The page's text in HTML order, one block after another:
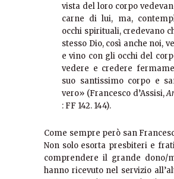
vista del loro corpo
carne di lui, ma,
occhi spirituali, credevano
stesso Dio, così anche noi,
e vino con gli occhi del
vedere e credere
suo santissimo corpo e
vero» (Francesco d’Assisi,
: FF 142. 144).
Come sempre però san
Non solo esorta presbiteri e
comprendere il grande dono/
hanno ricevuto nel servizio